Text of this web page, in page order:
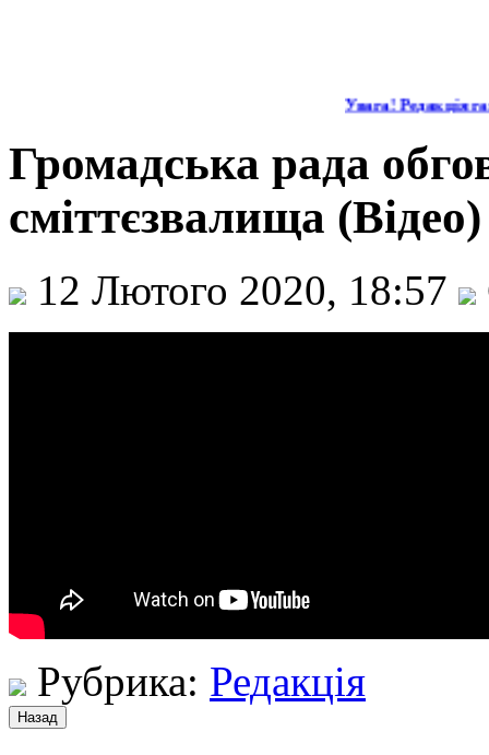
Увага! Редакція
Громадська рада
сміттєзвалища (Відео)
12 Лютого 2020, 18:57
Рубрика: Редакція